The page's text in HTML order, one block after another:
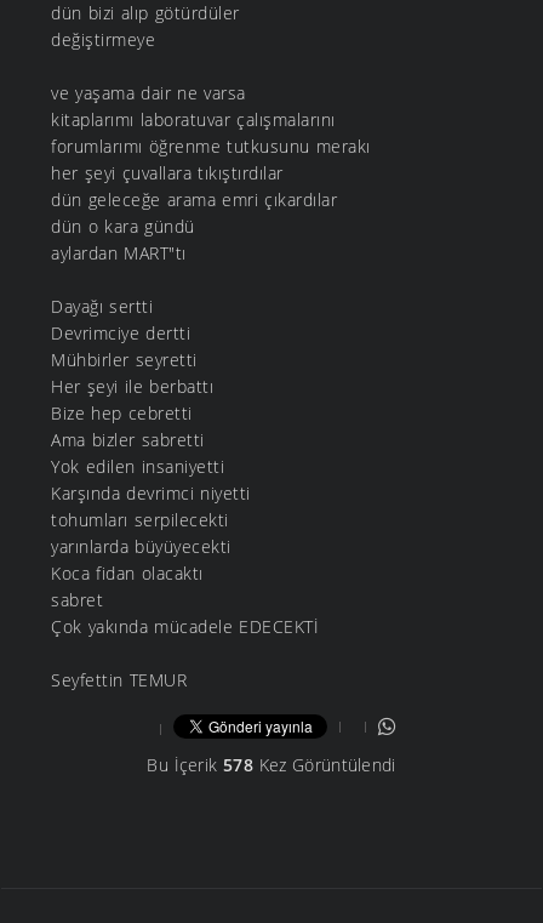
dün bizi alıp götürdüler
değiştirmeye
ve yaşama dair ne varsa
kitaplarımı laboratuvar çalışmalarını
forumlarımı öğrenme tutkusunu merakı
her şeyi çuvallara tıkıştırdılar
dün geleceğe arama emri çıkardılar
dün o kara gündü
aylardan MART"tı
Dayağı sertti
Devrimciye dertti
Mühbirler seyretti
Her şeyi ile berbattı
Bize hep cebretti
Ama bizler sabretti
Yok edilen insaniyetti
Karşında devrimci niyetti
tohumları serpilecekti
yarınlarda büyüyecekti
Koca fidan olacaktı
sabret
Çok yakında mücadele EDECEKTİ
Seyfettin TEMUR
Bu İçerik 578Kez Görüntülendi